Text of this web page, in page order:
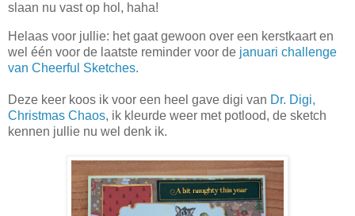
slaan nu vast op hol, haha!
Helaas voor jullie: het gaat gewoon over een kerstkaart en
wel één voor de laatste reminder voor de januari challenge
van Cheerful Sketches.
Deze keer koos ik voor een heel gave digi van Dr. Digi,
Christmas Chaos, ik kleurde weer met potlood, de sketch
kennen jullie nu wel denk ik.